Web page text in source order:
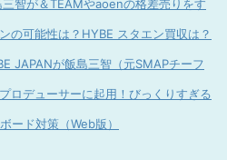
三智が＆TEAMやaoenの格差売りをす
の可能性は？HYBE スタエン買収は？
JAPANが飯島三智（元SMAPチーフ
ロデューサーに起用！びっくりすぎる
ード対策（Web版）